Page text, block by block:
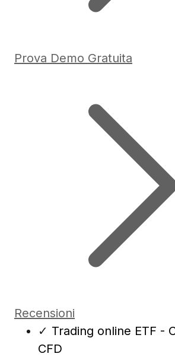
Prova Demo Gratuita
Recensioni
✓ Trading online ETF -
CFD